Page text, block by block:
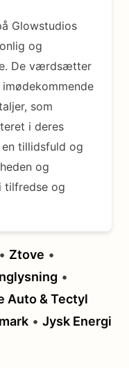
Glowstudios
og
De værdsætter
som
i deres
tillidsfuld og
og
tilfredse og
• Ztove •
•
Auto & Tectyl
• Jysk Energi